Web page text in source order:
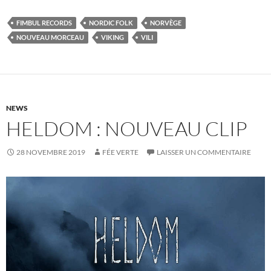
FIMBUL RECORDS NORDIC FOLK
NORVÈGE
NOUVEAU MORCEAU
VIKING VILI
NEWS
HELDOM : NOUVEAU CLIP
28 NOVEMBRE 2019 FÉE VERTE LAISSER UN COMMENTAIRE